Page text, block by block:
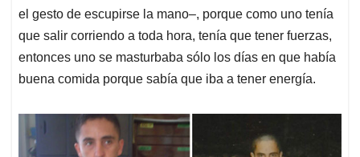
el gesto de escupirse la mano‒, porque como uno tenía
que salir corriendo a toda hora, tenía que tener fuerzas,
entonces uno se masturbaba sólo los días en que había
buena comida porque sabía que iba a tener energía.